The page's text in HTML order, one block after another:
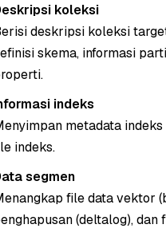
koleksi
deskripsi koleksi
skema, informasi
indeks
metadata
indeks.
segmen
file data vektor
(deltalog), dan